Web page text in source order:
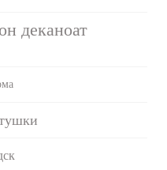
деканоат